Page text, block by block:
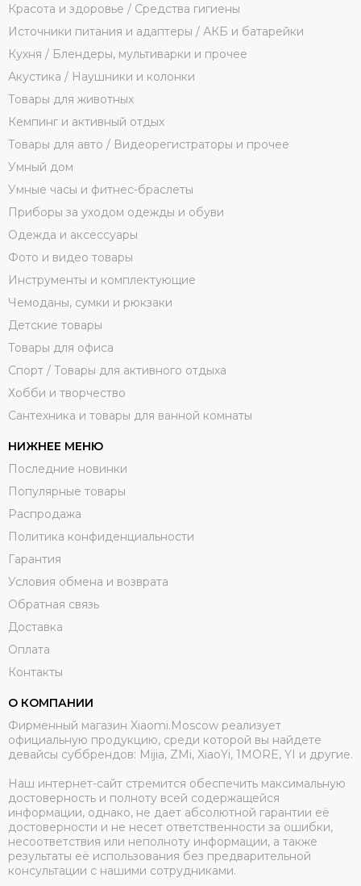
Красота и здоровье / Средства гигиены
Источники питания и адаптеры / АКБ и батарейки
Кухня / Блендеры, мультиварки и прочее
Акустика / Наушники и колонки
Товары для животных
Кемпинг и активный отдых
Товары для авто / Видеорегистраторы и прочее
Умный дом
Умные часы и фитнес-браслеты
Приборы за уходом одежды и обуви
Одежда и аксессуары
Фото и видео товары
Инструменты и комплектующие
Чемоданы, сумки и рюкзаки
Детские товары
Товары для офиса
Спорт / Товары для активного отдыха
Хобби и творчество
Сантехника и товары для ванной комнаты
НИЖНЕЕ МЕНЮ
Последние новинки
Популярные товары
Распродажа
Политика конфиденциальности
Гарантия
Условия обмена и возврата
Обратная связь
Доставка
Оплата
Контакты
О КОМПАНИИ
Фирменный магазин Xiaomi.Moscow реализует
официальную продукцию, среди которой вы найдете
девайсы суббрендов: Mijia, ZMi, XiaoYi, 1MORE, YI и другие.
Наш интернет-сайт стремится обеспечить максимальную
достоверность и полноту всей содержащейся
информации, однако, не дает абсолютной гарантии её
достоверности и не несет ответственности за ошибки,
несоответствия или неполноту информации, а также
результаты её использования без предварительной
консультации с нашими сотрудниками.